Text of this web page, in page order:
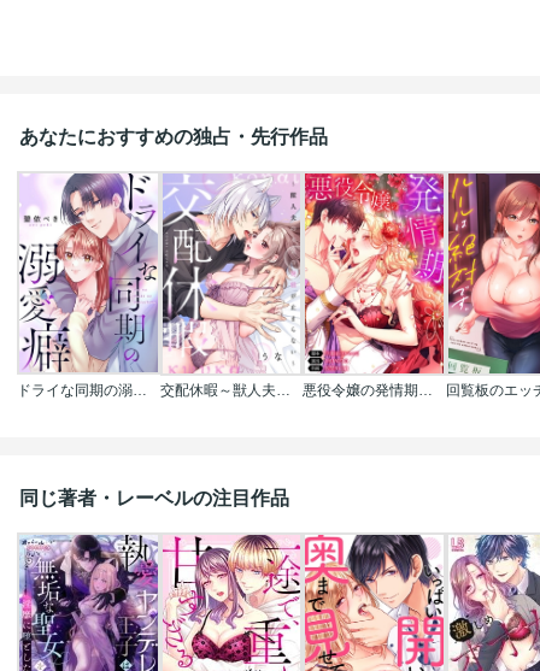
あなたにおすすめの独占・先行作品
同じ著者・レーベルの注目作品